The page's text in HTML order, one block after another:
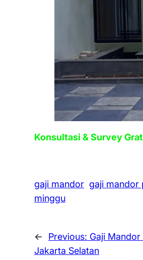
Konsultasi & Survey
gaji mandor gaji mandor
minggu
← Previous: Gaji
Jakarta Selatan